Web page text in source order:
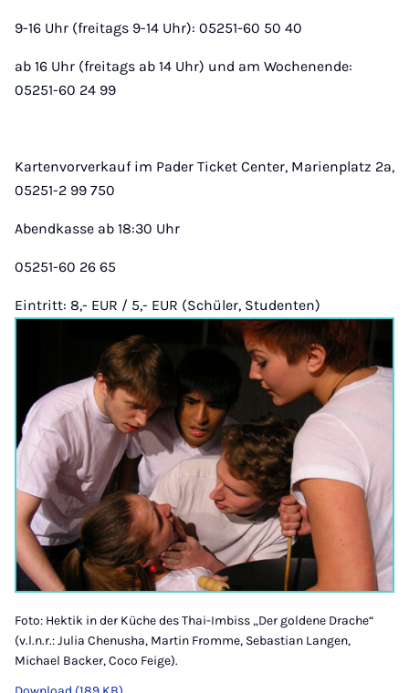
9-16 Uhr (freitags 9-14 Uhr): 05251-60 50 40
ab 16 Uhr (freitags ab 14 Uhr) und am Wochenende:
05251-60 24 99
Kartenvorverkauf im Pader Ticket Center, Marienplatz 2a,
05251-2 99 750
Abendkasse ab 18:30 Uhr
05251-60 26 65
Eintritt: 8,- EUR / 5,- EUR (Schüler, Studenten)
Foto: Hektik in der Küche des Thai-Imbiss „Der goldene Drache“
(v.l.n.r.: Julia Chenusha, Martin Fromme, Sebastian Langen,
Michael Backer, Coco Feige).